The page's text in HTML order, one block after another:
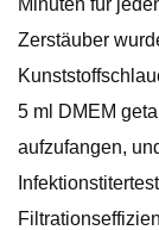
Minuten für
Zerstäuber
5 ml DMEM
aufzufangen,